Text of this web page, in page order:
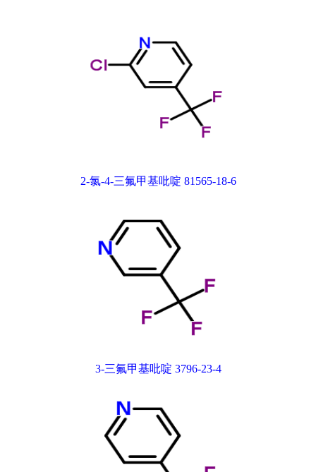
2-氯-4-三氟甲基吡啶 81565-18-6
3-三氟甲基吡啶 3796-23-4